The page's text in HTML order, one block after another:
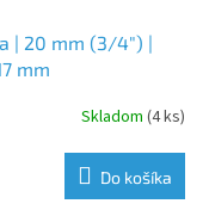
| 20 mm (3/4") |
mm
Skladom (4 ks)
Do košíka